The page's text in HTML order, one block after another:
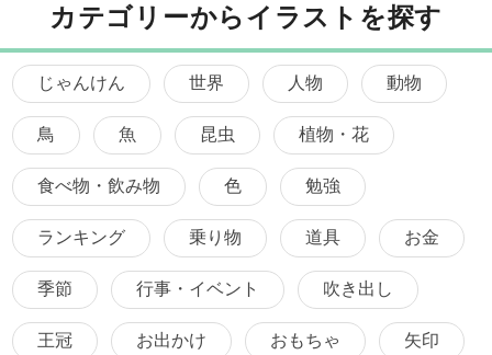
カテゴリーからイラストを探す
じゃんけん 世界 人物 動物
鳥 魚 昆虫 植物・花
食べ物・飲み物 色 勉強
ランキング 乗り物 道具 お金
季節 行事・イベント 吹き出し
王冠 お出かけ おもちゃ 矢印